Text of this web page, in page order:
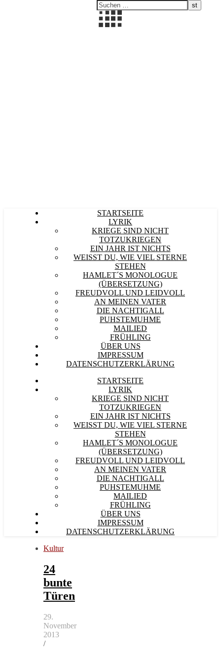
STARTSEITE
LYRIK
KRIEGE SIND NICHT
TOTZUKRIEGEN
EIN JAHR IST NICHTS
WEISST DU, WIE VIEL STERNE S
TEHEN
HAMLET´S MONOLOGUE
(ÜBERSETZUNG)
FREUDVOLL UND LEIDVOLL
AN MEINEN VATER
DIE NACHTIGALL
PUHSTEMUHME
MAILIED
FRÜHLING
ÜBER UNS
IMPRESSUM
DATENSCHUTZERKLÄRUNG
STARTSEITE
LYRIK
KRIEGE SIND NICHT
TOTZUKRIEGEN
EIN JAHR IST NICHTS
WEISST DU, WIE VIEL STERNE S
TEHEN
HAMLET´S MONOLOGUE
(ÜBERSETZUNG)
FREUDVOLL UND LEIDVOLL
AN MEINEN VATER
DIE NACHTIGALL
PUHSTEMUHME
MAILIED
FRÜHLING
ÜBER UNS
IMPRESSUM
DATENSCHUTZERKLÄRUNG
Kultur
24
bunte
Türen
29.
November
2013
/